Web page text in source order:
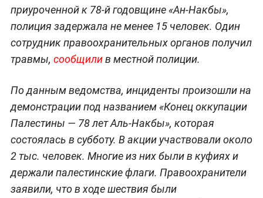
приуроченной к 78-й годовщине «Ан-Накбы»,
полиция задержала не менее 15 человек. Один
сотрудник правоохранительных органов получил
травмы, сообщилив местной полиции.
По данным ведомства, инциденты произошли на
демонстрации под названием «Конец оккупации
Палестины — 78 лет Аль-Накбы», которая
состоялась в субботу. В акции участвовали около
2 тыс. человек. Многие из них были в куфиях и
держали палестинские флаги. Правоохранители
заявили, что в ходе шествия были